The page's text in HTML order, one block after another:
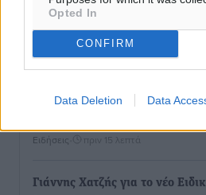
Opted In
CONFIRM
Data Deletion Data
η πιο ψηφιακή Περιφέρεια της
το έργο ψηφιακού
Τοπικές Ειδήσεις• πριν 9 λεπτά
Airbnb vs ξενοδοχεία – Πώς
Ειδήσεις πριν 15 λεπτά
Γιάννης Χατζής για το νέο